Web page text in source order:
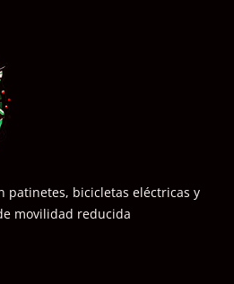
patinetes, bicicletas eléctricas y
movilidad reducida